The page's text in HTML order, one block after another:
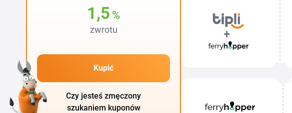
1,5 %
zwrotu
Kupić
Czy jesteś zmęczony
szukaniem kuponów